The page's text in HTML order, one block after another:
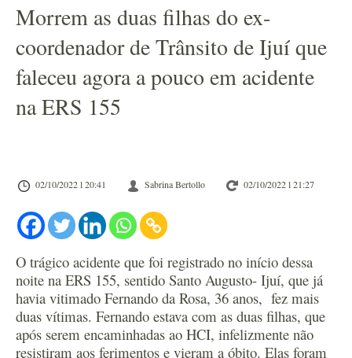
Morrem as duas filhas do ex-
coordenador de Trânsito de Ijuí que
faleceu agora a pouco em acidente
na ERS 155
02/10/2022 l 20:41 Sabrina Bertollo 02/10/2022 l 21:27
O trágico acidente que foi registrado no início dessa
noite na ERS 155, sentido Santo Augusto- Ijuí, que já
havia vitimado Fernando da Rosa, 36 anos, fez mais
duas vítimas. Fernando estava com as duas filhas, que
após serem encaminhadas ao HCI, infelizmente não
resistiram aos ferimentos e vieram a óbito. Elas foram